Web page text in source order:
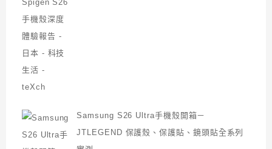
Samsung S26 Ultra手機殼開箱－
JTLEGEND 保護殼、保護貼、鏡頭貼全系列